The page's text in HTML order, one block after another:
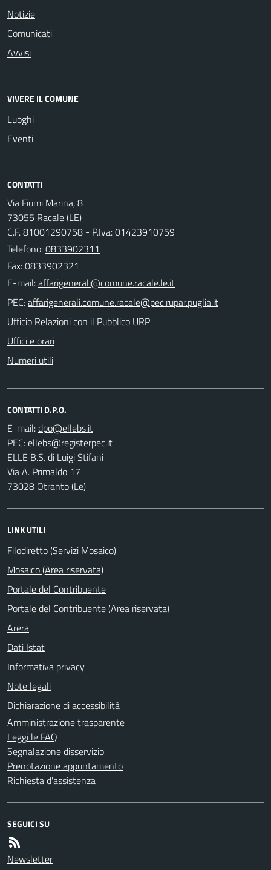
Notizie
Comunicati
Avvisi
VIVERE IL COMUNE
Luoghi
Eventi
CONTATTI
Via Fiumi Marina, 8
73055 Racale (LE)
C.F. 81001290758 - P.Iva: 01423910759
Telefono:0833902311
Fax: 0833902321
E-mail:
PEC:
Ufficio Relazioni con il Pubblico URP
Uffici e orari
Numeri utili
CONTATTI D.P.O.
E-mail:
PEC:
ELLE B.S. di Luigi Stifani
Via A. Primaldo 17
73028 Otranto (Le)
LINK UTILI
Filodiretto (Servizi Mosaico)
Mosaico (Area riservata)
Portale del Contribuente
Portale del Contribuente (Area riservata)
Arera
Dati Istat
Informativa privacy
Note legali
Dichiarazione di accessibilità
Amministrazione trasparente
Leggi le FAQ
Segnalazione disservizio
Prenotazione appuntamento
Richiesta d'assistenza
SEGUICI SU
Newsletter